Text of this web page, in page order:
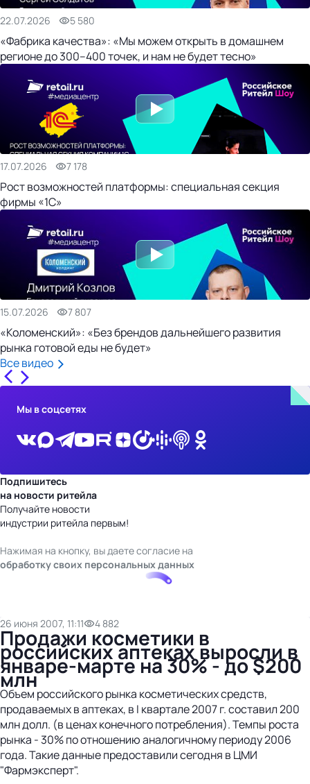
22.07.2026 5 580
«Фабрика качества»: «Мы можем открыть в домашнем
регионе до 300–400 точек, и нам не будет тесно»
17.07.2026 7 178
Рост возможностей платформы: специальная секция
фирмы «1С»
15.07.2026 7 807
«Коломенский»: «Без брендов дальнейшего развития
рынка готовой еды не будет»
Все видео
Мы в соцсетях
Подпишитесь
на новости ритейла
Получайте новости
индустрии ритейла первым!
Нажимая на кнопку, вы даете согласие на
обработку своих персональных данных
26 июня 2007, 11:11 4 882
Продажи косметики в
российских аптеках выросли в
январе-марте на 30% - до $200
млн
Объем российского рынка косметических средств,
продаваемых в аптеках, в I квартале 2007 г. составил 200
млн долл. (в ценах конечного потребления). Темпы роста
рынка - 30% по отношению аналогичному периоду 2006
года. Такие данные предоставили сегодня в ЦМИ
"Фармэксперт".